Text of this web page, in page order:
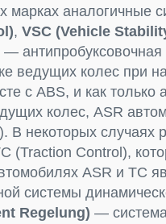
марках аналогичные
, VSC (Vehicle
— антипробуксовочная
ведущих колес при
с ABS, и как только
колес, ASR
В некоторых случаях
(Traction Control),
ASR и TC
системы
Regelung) —